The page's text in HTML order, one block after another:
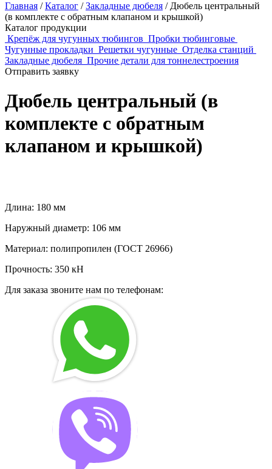
Главная /Каталог /Закладные дюбеля / Дюбель центральный
(в комплекте с обратным клапаном и крышкой)
Каталог продукции
Крепёж для чугунных тюбингов Пробки тюбинговые
Чугунные прокладки Решетки чугунные Отделка станций
Закладные дюбеля Прочие детали для тоннелестроения
Отправить заявку
Дюбель центральный (в
комплекте с обратным
клапаном и крышкой)
Длина: 180 мм
Наружный диаметр: 106 мм
Материал: полипропилен (ГОСТ 26966)
Прочность: 350 кН
Для заказа звоните нам по телефонам: